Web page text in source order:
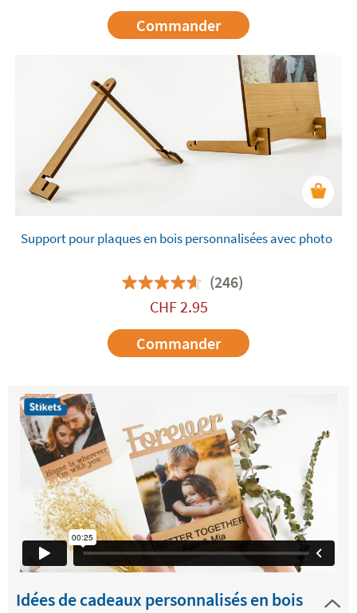
Commander
Support pour plaques en bois personnalisées avec photo
(246)
CHF2.95
Commander
Idées de cadeaux personnalisés en bois